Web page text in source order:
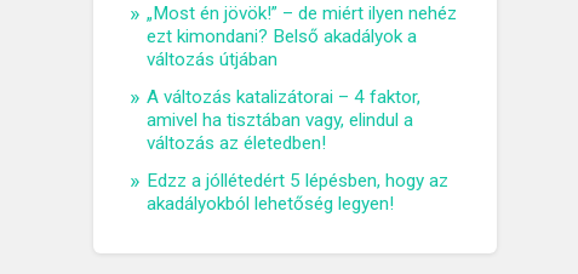
„Most én jövök!” – de miért ilyen nehéz
ezt kimondani? Belső akadályok a
változás útjában
A változás katalizátorai – 4 faktor,
amivel ha tisztában vagy, elindul a
változás az életedben!
Edzz a jóllétedért 5 lépésben, hogy az
akadályokból lehetőség legyen!